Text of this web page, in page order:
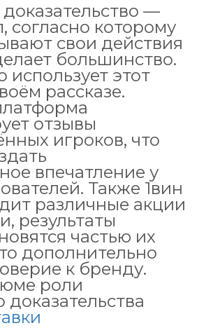
—
согласно которому
свои действия
большинство.
использует этот
рассказе.
отзывы
игроков, что
впечатление у
Также 1вин
различные акции
результаты
частью их
дополнительно
к бренду.
роли
доказательства